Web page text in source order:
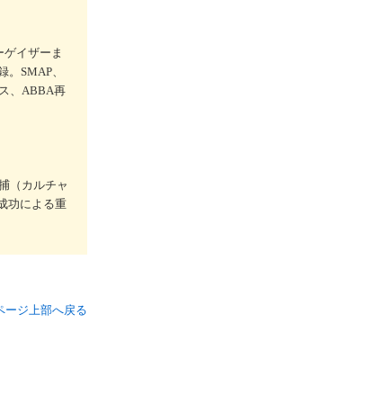
イザーま
SMAP、
、ABBA再
（カルチャ
功による重
ージ上部へ戻る